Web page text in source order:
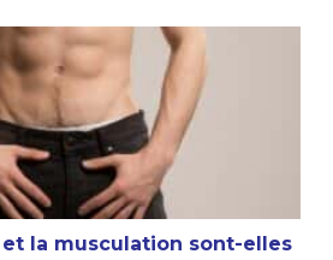
la musculation sont-elles
la musculation sont-elles